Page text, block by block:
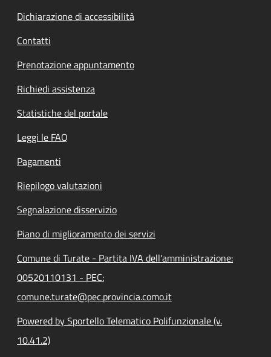
Dichiarazione di accessibilità
Contatti
Prenotazione appuntamento
Richiedi assistenza
Statistiche del portale
Leggi le FAQ
Pagamenti
Riepilogo valutazioni
Segnalazione disservizio
Piano di miglioramento dei servizi
Comune di Turate - Partita IVA dell'amministrazione:
00520110131 - PEC:
comune.turate@pec.provincia.como.it
Powered by Sportello Telematico Polifunzionale (v.
10.41.2)